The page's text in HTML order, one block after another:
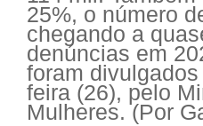
25%, o número
chegando a
denúncias em
foram
feira (26), pelo
Mulheres. (Por